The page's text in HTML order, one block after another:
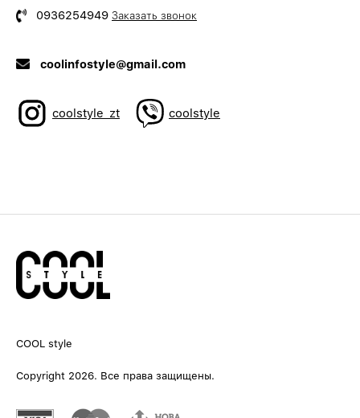
0936254949 Заказать звонок
coolinfostyle@gmail.com
coolstyle_zt coolstyle
COOL style
Copyright 2026. Все права защищены.